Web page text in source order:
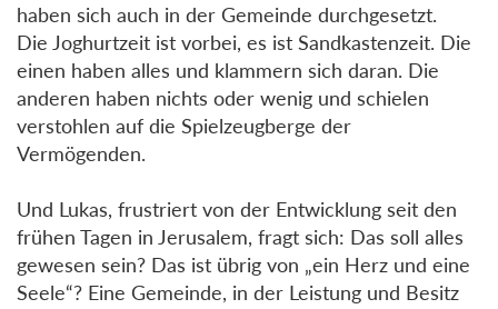
haben sich auch in der Gemeinde durchgesetzt.
Die Joghurtzeit ist vorbei, es ist Sandkastenzeit. Die
einen haben alles und klammern sich daran. Die
anderen haben nichts oder wenig und schielen
verstohlen auf die Spielzeugberge der
Vermögenden.
Und Lukas, frustriert von der Entwicklung seit den
frühen Tagen in Jerusalem, fragt sich: Das soll alles
gewesen sein? Das ist übrig von „ein Herz und eine
Seele“? Eine Gemeinde, in der Leistung und Besitz